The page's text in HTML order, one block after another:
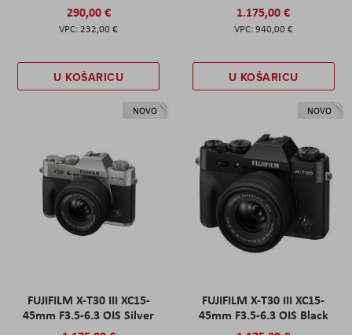
290,00 €
232,00 €
U KOŠARICU
1.175,00 €
940,00 €
U KOŠARICU
NOVO
FUJIFILM X-T30 III XC15-
45mm F3.5-6.3 OIS Silver
NOVO
FUJIFILM X-T30 III XC15-
45mm F3.5-6.3 OIS Black